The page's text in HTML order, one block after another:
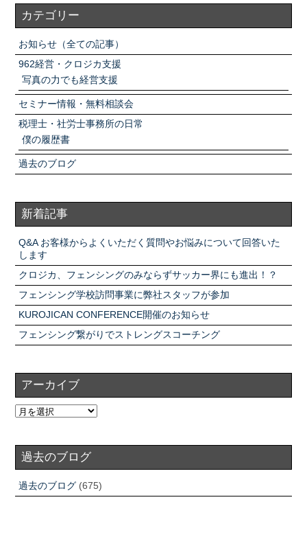
カテゴリー
お知らせ（全ての記事）
962経営・クロジカ支援
写真の力でも経営支援
セミナー情報・無料相談会
税理士・社労士事務所の日常
僕の履歴書
過去のブログ
新着記事
Q&A お客様からよくいただく質問やお悩みについて回答いた
します
クロジカ、フェンシングのみならずサッカー界にも進出！？
フェンシング学校訪問事業に弊社スタッフが参加
KUROJICAN CONFERENCE開催のお知らせ
フェンシング繋がりでストレングスコーチング
アーカイブ
過去のブログ
過去のブログ(675)